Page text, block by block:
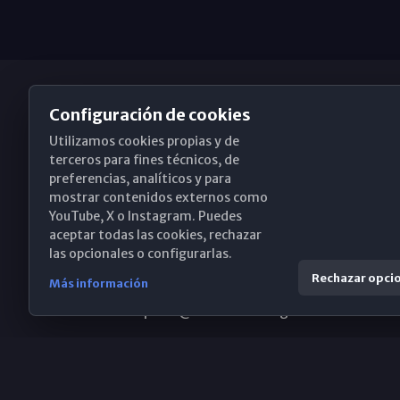
Obispado de Málaga
Santa María, 18-20. 29015 Málaga
(+34) 952 224 386
Configuración de cookies
Utilizamos cookies propias y de
terceros para fines técnicos, de
preferencias, analíticos y para
mostrar contenidos externos como
YouTube, X o Instagram. Puedes
aceptar todas las cookies, rechazar
las opcionales o configurarlas.
Más información Rechazar